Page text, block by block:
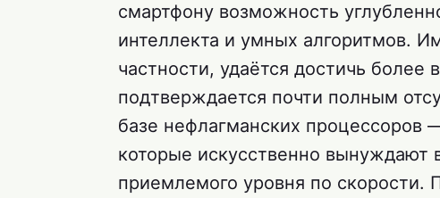
смартфону возможность
интеллекта и умных алгоритмов.
частности, удаётся достичь более
подтверждается почти полным
базе нефлагманских процессоров
которые искусственно вынуждают
приемлемого уровня по скорости.